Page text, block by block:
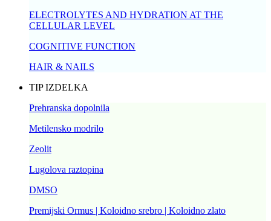
ELECTROLYTES AND HYDRATION AT THE
CELLULAR LEVEL
COGNITIVE FUNCTION
HAIR & NAILS
TIP IZDELKA
Prehranska dopolnila
Metilensko modrilo
Zeolit
Lugolova raztopina
DMSO
Premijski Ormus | Koloidno srebro | Koloidno zlato